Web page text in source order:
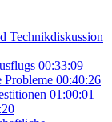
Technikdiskussion
00:33:09
Probleme 00:40:26
01:00:01